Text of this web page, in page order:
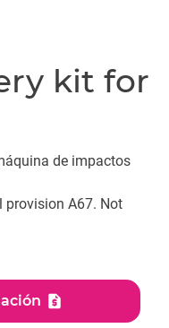
kit for
de impactos
provision A67. Not